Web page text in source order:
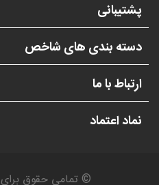
پشتیبانی
دسته بندی های شاخص
ارتباط با ما
نماد اعتماد
© تمامی حقوق برای i47 محفوظ است